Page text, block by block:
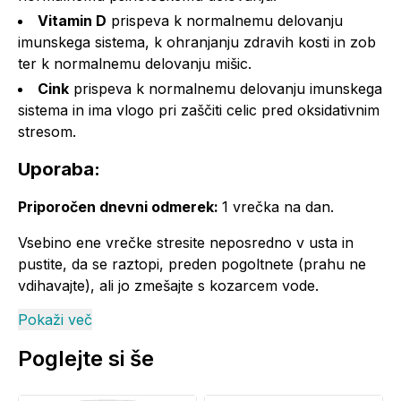
Vitamin D prispeva k normalnemu delovanju
imunskega sistema, k ohranjanju zdravih kosti in zob
ter k normalnemu delovanju mišic.
Cink prispeva k normalnemu delovanju imunskega
sistema in ima vlogo pri zaščiti celic pred oksidativnim
stresom.
Uporaba:
Priporočen dnevni odmerek: 1 vrečka na dan.
Vsebino ene vrečke stresite neposredno v usta in
pustite, da se raztopi, preden pogoltnete (prahu ne
vdihavajte), ali jo zmešajte s kozarcem vode.
Vsebnost:
Sestavine:
Pokaži več
Poglejte si še